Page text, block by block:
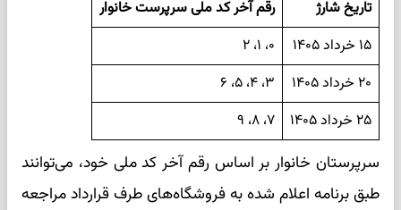
تاریخ شارژ
رقم آخر کد ملی سرپرست خانوار
۱۵ خرداد ۱۴۰۵
۰، ۱، ۲
۲۰ خرداد ۱۴۰۵
۳، ۴، ۵، ۶
۲۵ خرداد ۱۴۰۵
۷، ۸، ۹
سرپرستان خانوار بر اساس رقم آخر کد ملی خود، می‌توانند
طبق برنامه اعلام شده به فروشگاه‌های طرف قرارداد مراجعه